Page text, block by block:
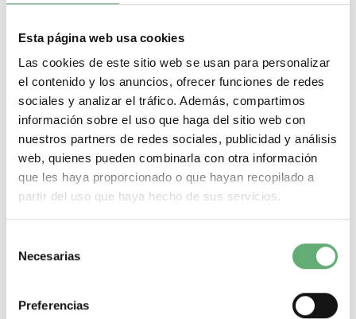
Esta página web usa cookies
Las cookies de este sitio web se usan para personalizar
el contenido y los anuncios, ofrecer funciones de redes
sociales y analizar el tráfico. Además, compartimos
información sobre el uso que haga del sitio web con
nuestros partners de redes sociales, publicidad y análisis
web, quienes pueden combinarla con otra información
que les haya proporcionado o que hayan recopilado a
partir del uso que haya hecho de sus servicios.
Necesarias
Preferencias
XB5S
Etiqueta en blanco Harmony XB5S de Schneider Electric. Encuentra
todas las referencias de Schneider Electric al mejor precio de
internet en Cadenza Electric. Tenemos todo tipo de Etiqueta en
blanco Harmony XB5S en nuestro almacén de material eléctrico.
Nuestra tienda de material eléctrico es el distribuidor Schneider
pensado para hacer de tus compras de material eléctrico un
proceso rápido, sencillo, seguro, y con la mejor oferta de internet.
Filtrar por
Magnetotermicos de 1 p+n
Magnetotermicos de 2 polos
Magnetotermicos estrechos